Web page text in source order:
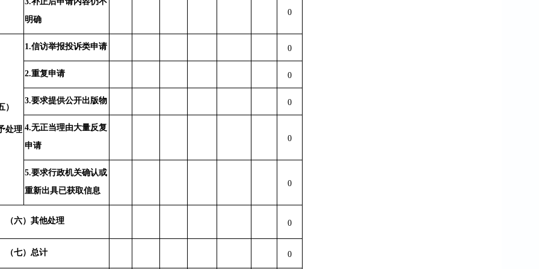
明确
0
）
处理
1.信访举报投诉类申请 0
2.重复申请 0
3.要求提供公开出版物 0
4.无正当理由大量反复
申请
0
5.要求行政机关确认或
重新出具已获取信息
0
（六）其他处理 0
（七）总计 0